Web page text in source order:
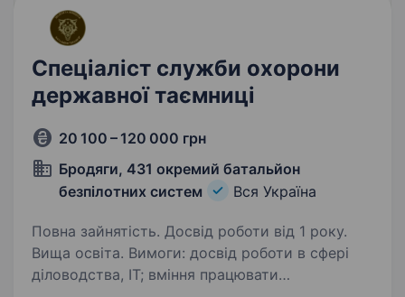
Спеціаліст служби охорони
державної таємниці
20 100 – 120 000 грн
Бродяги, 431 окремий батальйон
безпілотних систем
Вся Україна
Повна зайнятість. Досвід роботи від 1 року.
Вища освіта. Вимоги: досвід роботи в сфері
діловодства, IT; вміння працювати